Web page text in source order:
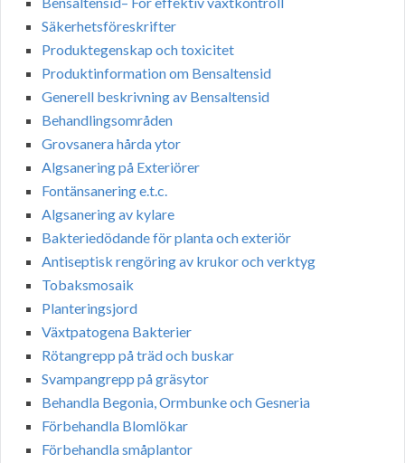
Säkerhetsföreskrifter
Produktegenskap och toxicitet
Produktinformation om Bensaltensid
Generell beskrivning av Bensaltensid
Behandlingsområden
Grovsanera hårda ytor
Algsanering på Exteriörer
Fontänsanering e.t.c.
Algsanering av kylare
Bakteriedödande för planta och exteriör
Antiseptisk rengöring av krukor och verktyg
Tobaksmosaik
Planteringsjord
Växtpatogena Bakterier
Rötangrepp på träd och buskar
Svampangrepp på gräsytor
Behandla Begonia, Ormbunke och Gesneria
Förbehandla Blomlökar
Förbehandla småplantor